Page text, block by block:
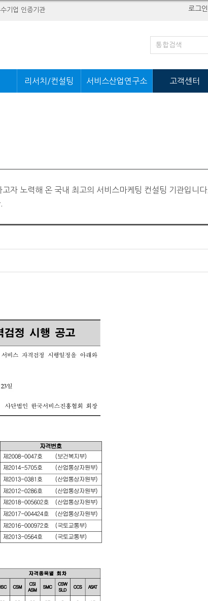
기업 인증기관 로그인
리서치/컨설팅 서비스산업연구소 고객센터
자 노력해 온 국내 최고의 서비스마케팅 컨설팅 기관입니다.